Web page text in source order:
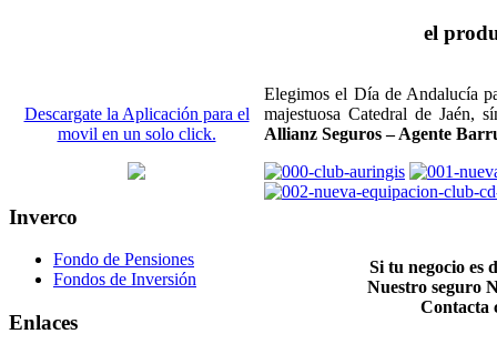
el
Elegimos el Día de Andalucía
majestuosa Catedral de Jaén,
Allianz Seguros – Agente
Si tu negocio es
Nuestro seguro
Contacta
Descargate la Aplicación para el
movil en un solo click.
Inverco
Fondo de Pensiones
Fondos de Inversión
Enlaces